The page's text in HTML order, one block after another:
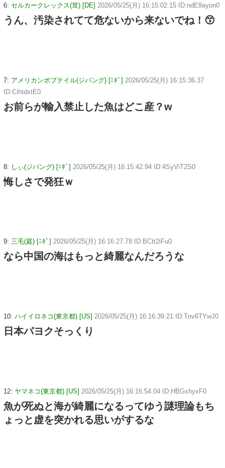
6: セルカークレックス(茸) [DE] 2026/05/25(月) 16:15:02.15 ID:ndE9ayon0
うん、汚染されてて危ないから来ないでね！😙
7: アメリカンボブテイル(ジパング) [ﾆﾀﾞ] 2026/05/25(月) 16:15:36.37
ID:CihtdxtE0
お前らが輸入禁止した魚はどこ産？w
8: しぃ(ジパング) [ﾆﾀﾞ] 2026/05/25(月) 16:15:42.94 ID:4SyViT2S0
悔しさで発狂ｗ
9: 三毛(庭) [ﾆﾀﾞ] 2026/05/25(月) 16:16:27.78 ID:BCtt2iFu0
なら中国の海はもっと綺麗なんだろうな
10: ハイイロネコ(東京都) [US] 2026/05/25(月) 16:16:39.21 ID:Tnv6TYwJ0
日本パヨクそっくり
12: ヤマネコ(東京都) [US] 2026/05/25(月) 16:16:54.04 ID:HBGxhyxF0
魚が死ぬと海が綺麗になるってゆう謎理論もち
ょっと虚を突かれる思いがするな